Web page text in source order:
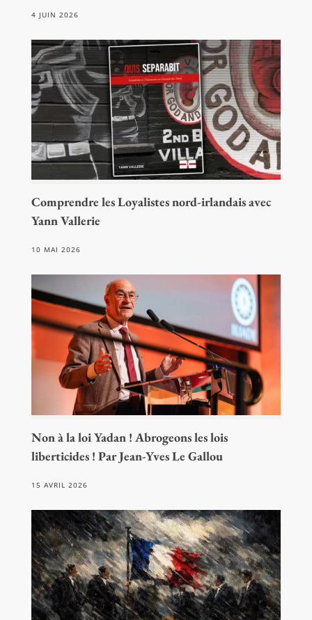
4 JUIN 2026
Comprendre les Loyalistes nord-irlandais avec
Yann Vallerie
10 MAI 2026
Non à la loi Yadan ! Abrogeons les lois
liberticides ! Par Jean-Yves Le Gallou
15 AVRIL 2026